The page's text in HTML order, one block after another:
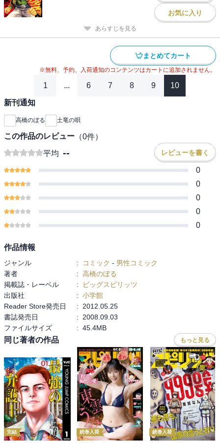
お気に入り
あらすじを見る
まとめてカート
※無料、予約、入荷通知のコンテンツはカートに追加されません。
1 ... 6 7 8 9 10
新刊通知
高橋のぼる 土竜の唄
この作品のレビュー （0件）
平均 -- レビューを書く
0
0
0
0
0
作品情報
ジャンル : コミック - 男性コミック
著者
: 高橋のぼる
掲載誌・レーベル
:
ビッグスピリッツ
出版社
: 小学館
Reader Store発売日
:
2012.05.25
書誌発売日
:
2008.09.03
ファイルサイズ
: 45.4MB
同じ著者の作品 もっと見る
完結 続巻入荷 続巻入荷